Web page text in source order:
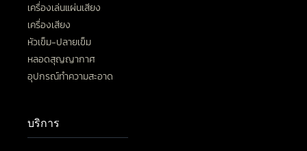
เครื่องเล่นแผ่นเสียง
เครื่องเสียง
หัวเข็ม-ปลายเข็ม
หลอดสุญญากาศ
อุปกรณ์ทำความสะอาด
บริการ